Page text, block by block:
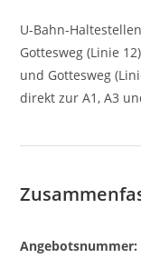
U-Bahn-
Gottesweg (Linie
und Gottesweg
direkt zur A1, A3
Angebotsnummer: